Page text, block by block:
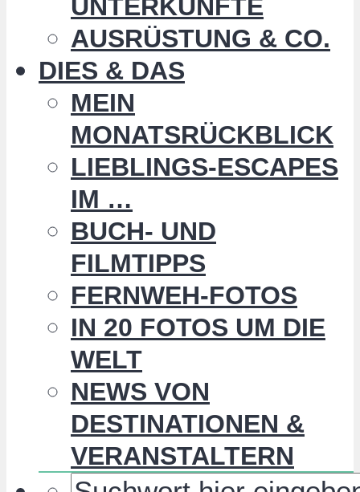
UNTERKÜNFTE
AUSRÜSTUNG & CO.
DIES & DAS
MEIN
MONATSRÜCKBLICK
LIEBLINGS-ESCAPES
IM …
BUCH- UND
FILMTIPPS
FERNWEH-FOTOS
IN 20 FOTOS UM DIE
WELT
NEWS VON
DESTINATIONEN &
VERANSTALTERN